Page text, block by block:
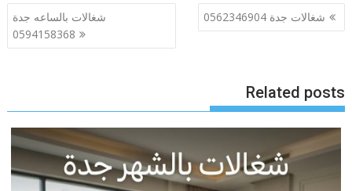
تصفّح
المقالات
شغالات جدة 0562346904
شغالات بالساعه جدة
0594158368
Related posts